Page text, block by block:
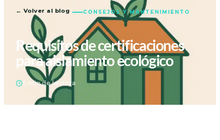
← Volver al blog CONSEJOS Y MANTENIMIENTO
Requisitos de certificaciones
para aislamiento ecológico
5 min de lectura